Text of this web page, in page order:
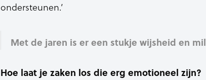
ondersteunen.’
Met de jaren is er een stukje wijsheid en
Hoe laat je zaken los die erg emotioneel zijn?